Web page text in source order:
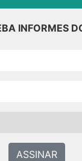
INFORMES
ASSINAR